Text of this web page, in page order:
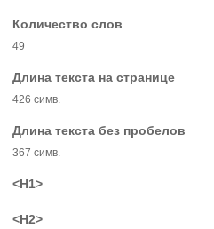
Количество слов
49
Длина текста на странице
426 симв.
Длина текста без пробелов
367 симв.
<H1>
<H2>